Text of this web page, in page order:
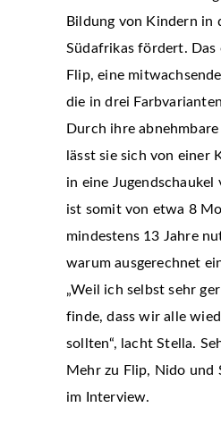
Bildung von Kindern in
Südafrikas fördert.
Flip, eine
die in drei
Durch ihre
lässt sie sich von einer
in eine Jugendschaukel
ist somit von etwa 8
mindestens 13 Jahre
warum ausgerechnet
„Weil ich selbst sehr
finde, dass wir alle
sollten“, lacht Stella.
Mehr zu Flip, Nido und
im Interview.